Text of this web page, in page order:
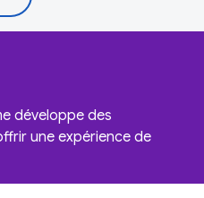
développe des
une expérience de